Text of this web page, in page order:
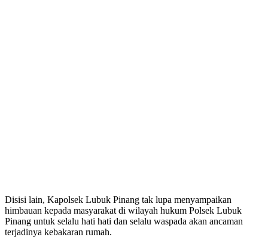
Disisi lain, Kapolsek Lubuk Pinang tak lupa menyampaikan
himbauan kepada masyarakat di wilayah hukum Polsek Lubuk
Pinang untuk selalu hati hati dan selalu waspada akan ancaman
terjadinya kebakaran rumah.